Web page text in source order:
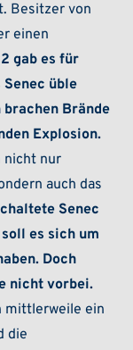
Besitzer von
einen
gab es für
üble
Brände
Explosion.
nicht nur
auch das
Senec
es sich um
Doch
nicht vorbei.
mittlerweile ein
die